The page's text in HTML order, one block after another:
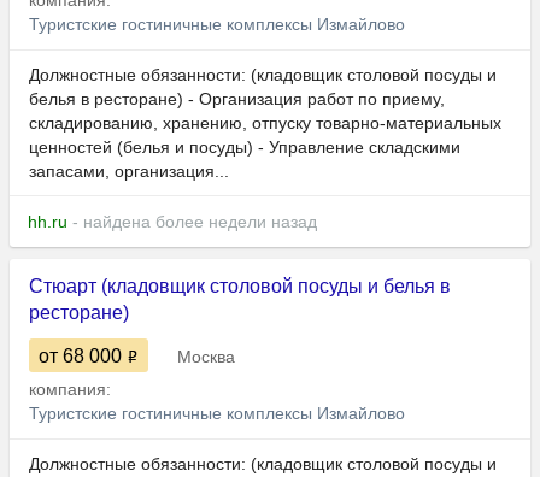
Туристские гостиничные комплексы Измайлово
Должностные обязанности: (кладовщик столовой посуды и
белья в ресторане) - Организация работ по приему,
складированию, хранению, отпуску товарно-материальных
ценностей (белья и посуды) - Управление складскими
запасами, организация...
hh.ru - найдена более недели назад
Стюарт (кладовщик столовой посуды и белья в
ресторане)
от 68 000
Москва
компания:
Туристские гостиничные комплексы Измайлово
Должностные обязанности: (кладовщик столовой посуды и